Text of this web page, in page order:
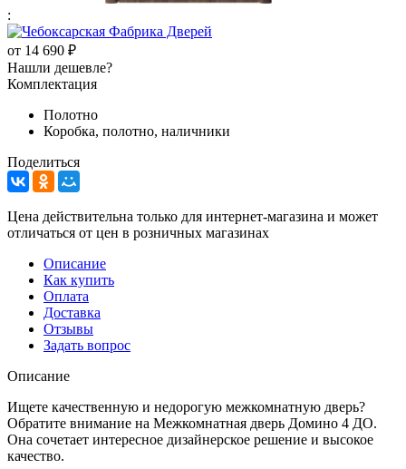
:
от 14 690 ₽
Нашли дешевле?
Комплектация
Полотно
Коробка, полотно, наличники
Поделиться
Цена действительна только для интернет-магазина и может
отличаться от цен в розничных магазинах
Описание
Как купить
Оплата
Доставка
Отзывы
Задать вопрос
Описание
Ищете качественную и недорогую межкомнатную дверь?
Обратите внимание на Межкомнатная дверь Домино 4 ДО.
Она сочетает интересное дизайнерское решение и высокое
качество.